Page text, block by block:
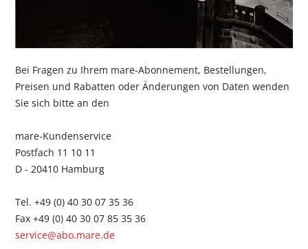
Bei Fragen zu Ihrem mare-Abonnement, Bestellungen,
Preisen und Rabatten oder Änderungen von Daten wenden
Sie sich bitte an den
mare-Kundenservice
Postfach 11 10 11
D - 20410 Hamburg
Tel. +49 (0) 40 30 07 35 36
Fax +49 (0) 40 30 07 85 35 36
service@abo.mare.de